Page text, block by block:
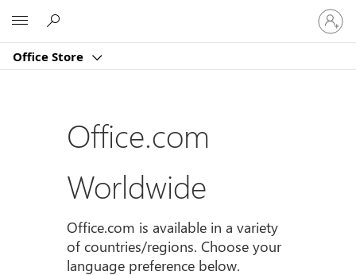
Office Store
Sign
in
to
account
Office.com
Worldwide
Office.com is available in a variety
of countries/regions. Choose your
language preference below.